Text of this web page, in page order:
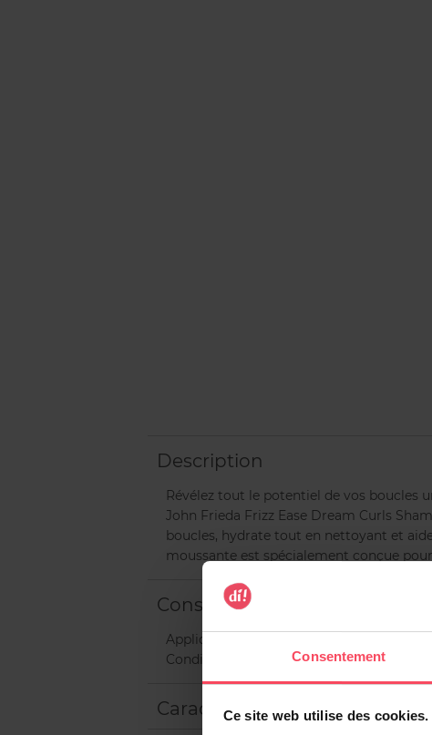
Consentement
Ce site web utilise des cookies.
Description
Révélez tout le potentiel de vos boucles
John Frieda Frizz Ease Dream Curls
boucles, hydrate tout en nettoyant et
moussante est spécialement conçue
Conseils d'utilisation
Appliquez le shampooing sur cheveux
Conditioner.
Caractéristiques